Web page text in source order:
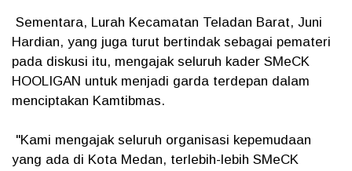
Sementara, Lurah Kecamatan Teladan Barat, Juni
Hardian, yang juga turut bertindak sebagai pemateri
pada diskusi itu, mengajak seluruh kader SMeCK
HOOLIGAN untuk menjadi garda terdepan dalam
menciptakan Kamtibmas.
"Kami mengajak seluruh organisasi kepemudaan
yang ada di Kota Medan, terlebih-lebih SMeCK